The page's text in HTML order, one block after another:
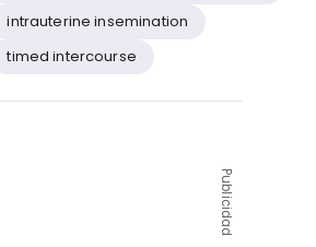
intrauterine insemination
timed intercourse
Publicidad